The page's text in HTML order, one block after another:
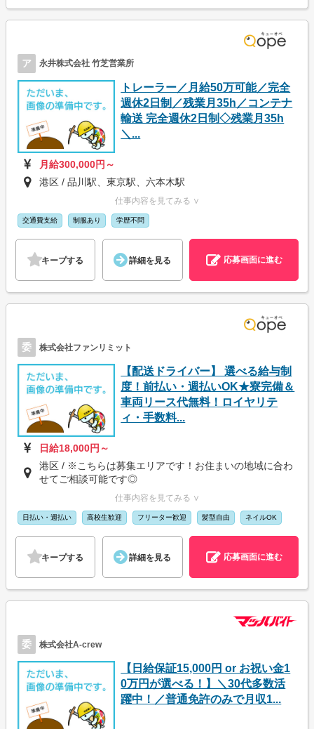
ア 永井株式会社 竹芝営業所
トレーラー／月給50万可能／完全
週休2日制／残業月35h／コンテナ
輸送 完全週休2日制◇残業月35h
＼...
月給300,000円～
港区 / 品川駅、東京駅、六本木駅
仕事内容を見てみる ∨
交通費支給 制服あり 学歴不問
キープする 詳細を見る 応募画面に進む
委 株式会社ファンリミット
【配送ドライバー】 選べる給与制
度！前払い・週払いOK★寮完備＆
車両リース代無料！ロイヤリテ
ィ・手数料...
日給18,000円～
港区 / ※こちらは募集エリアです！お住まいの地域に合わ
せてご相談可能です◎
仕事内容を見てみる ∨
日払い・週払い 高校生歓迎 フリーター歓迎 髪型自由 ネイルOK
キープする 詳細を見る 応募画面に進む
委 株式会社A-crew
【日給保証15,000円 or お祝い金1
0万円が選べる！】＼30代多数活
躍中！／普通免許のみで月収1...